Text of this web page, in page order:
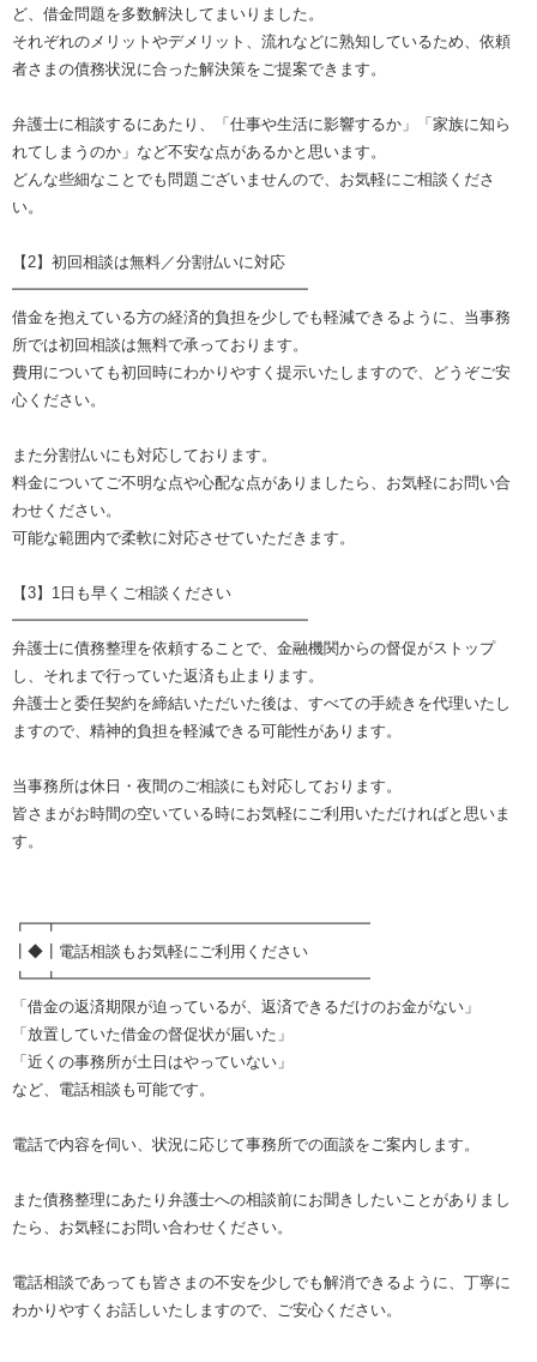
ど、借金問題を多数解決してまいりました。
それぞれのメリットやデメリット、流れなどに熟知しているため、依頼
者さまの債務状況に合った解決策をご提案できます。
弁護士に相談するにあたり、「仕事や生活に影響するか」「家族に知ら
れてしまうのか」など不安な点があるかと思います。
どんな些細なことでも問題ございませんので、お気軽にご相談くださ
い。
【2】初回相談は無料／分割払いに対応
━━━━━━━━━━━━━━━━━━━
借金を抱えている方の経済的負担を少しでも軽減できるように、当事務
所では初回相談は無料で承っております。
費用についても初回時にわかりやすく提示いたしますので、どうぞご安
心ください。
また分割払いにも対応しております。
料金についてご不明な点や心配な点がありましたら、お気軽にお問い合
わせください。
可能な範囲内で柔軟に対応させていただきます。
【3】1日も早くご相談ください
━━━━━━━━━━━━━━━━━━━
弁護士に債務整理を依頼することで、金融機関からの督促がストップ
し、それまで行っていた返済も止まります。
弁護士と委任契約を締結いただいた後は、すべての手続きを代理いたし
ますので、精神的負担を軽減できる可能性があります。
当事務所は休日・夜間のご相談にも対応しております。
皆さまがお時間の空いている時にお気軽にご利用いただければと思いま
す。
┏━┳━━━━━━━━━━━━━━━━━━━━
┃◆┃電話相談もお気軽にご利用ください
┗━┻━━━━━━━━━━━━━━━━━━━━
「借金の返済期限が迫っているが、返済できるだけのお金がない」
「放置していた借金の督促状が届いた」
「近くの事務所が土日はやっていない」
など、電話相談も可能です。
電話で内容を伺い、状況に応じて事務所での面談をご案内します。
また債務整理にあたり弁護士への相談前にお聞きしたいことがありまし
たら、お気軽にお問い合わせください。
電話相談であっても皆さまの不安を少しでも解消できるように、丁寧に
わかりやすくお話しいたしますので、ご安心ください。